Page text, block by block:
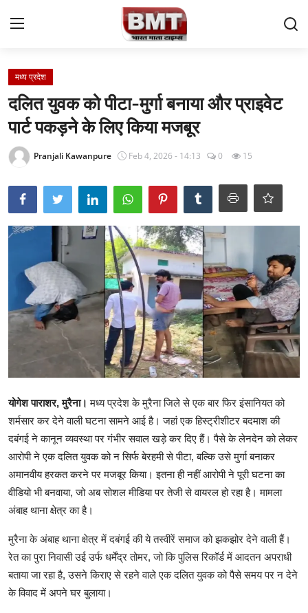
Login
Home
Contact
अंतरराष्ट्रीय समाचार
राज्य समाचार
मध्य प्रदेश
व्यापार और अर्थव्यवस्था
मनोरंजन
Gallery
मध्य प्रदेश
दलित युवक को पीटा-मुर्गा बनाया और प्राइवेट
पार्ट पकड़ने के लिए किया मजबूर
Pranjali Kawanpure Feb 4, 2026 - 14:13 0 15
योगेश पाराशर, मुरैना। मध्य प्रदेश के मुरैना जिले से एक बार फिर इंसानियत को
शर्मसार कर देने वाली घटना सामने आई है। जहां एक हिस्ट्रीशीटर बदमाश की
दबंगई ने कानून व्यवस्था पर गंभीर सवाल खड़े कर दिए हैं। पैसे के लेनदेन को लेकर
आरोपी ने एक दलित युवक को न सिर्फ बेरहमी से पीटा, बल्कि उसे मुर्गा बनाकर
अमानवीय हरकत करने पर मजबूर किया। इतना ही नहीं आरोपी ने पूरी घटना का
वीडियो भी बनवाया, जो अब सोशल मीडिया पर तेजी से वायरल हो रहा है। मामला
अंबाह थाना क्षेत्र का है।
मुरैना के अंबाह थाना क्षेत्र में दबंगई की ये तस्वीरें समाज को झकझोर देने वाली हैं।
रेत का पुरा निवासी उई उर्फ धर्मेंद्र तोमर, जो कि पुलिस रिकॉर्ड में आदतन अपराधी
बताया जा रहा है, उसने किराए से रहने वाले एक दलित युवक को पैसे समय पर न देने
के विवाद में अपने घर बुलाया।